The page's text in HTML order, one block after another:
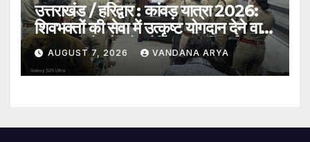
उत्तराखंड / हरिद्वार : कांवड़ यात्रा 2026:
शिवभक्तों की सेवा में उत्कृष्ट योगदान देने वाले
एक एसपीओ और दो ट्रैफिक वालंटियर्स
सम्मानित, एसपी देहात ने किया सम्मानित_देखे
विडिओ !!
AUGUST 7, 2026 VANDANA ARYA